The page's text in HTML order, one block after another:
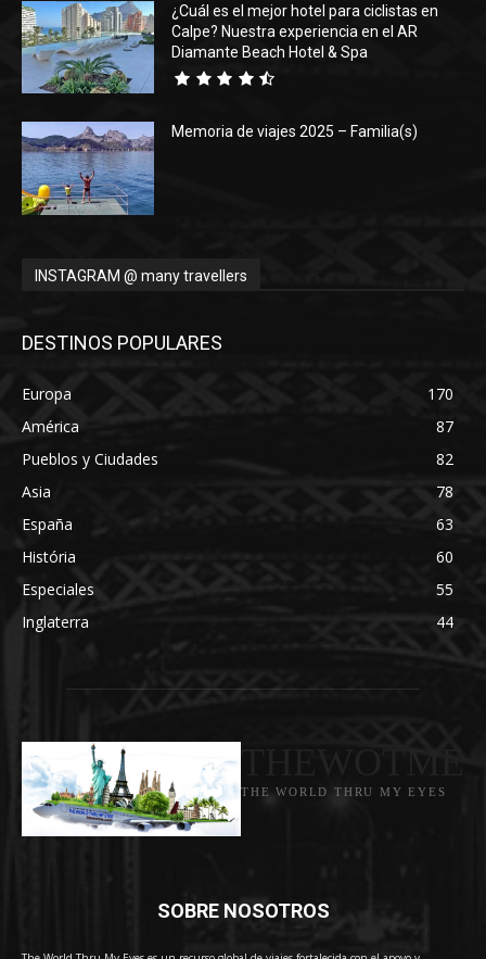
¿Cuál es el mejor hotel para ciclistas en
Calpe? Nuestra experiencia en el AR
Diamante Beach Hotel & Spa
Memoria de viajes 2025 – Familia(s)
INSTAGRAM @ many travellers
DESTINOS POPULARES
Europa
170
América
87
Pueblos y Ciudades
82
Asia
78
España
63
História
60
Especiales
55
Inglaterra
44
THE WORLD THRU MY EYES
SOBRE NOSOTROS